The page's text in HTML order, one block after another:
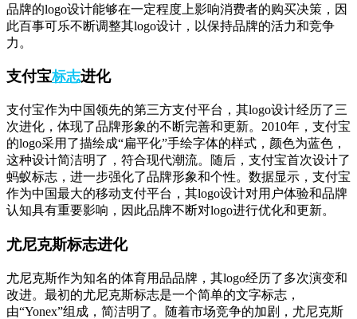
品牌的logo设计能够在一定程度上影响消费者的购买决策，因
此百事可乐不断调整其logo设计，以保持品牌的活力和竞争
力。
支付宝标志进化
支付宝作为中国领先的第三方支付平台，其logo设计经历了三
次进化，体现了品牌形象的不断完善和更新。2010年，支付宝
的logo采用了描绘成“扁平化”手绘字体的样式，颜色为蓝色，
这种设计简洁明了，符合现代潮流。随后，支付宝首次设计了
蚂蚁标志，进一步强化了品牌形象和个性。数据显示，支付宝
作为中国最大的移动支付平台，其logo设计对用户体验和品牌
认知具有重要影响，因此品牌不断对logo进行优化和更新。
尤尼克斯标志进化
尤尼克斯作为知名的体育用品品牌，其logo经历了多次演变和
改进。最初的尤尼克斯标志是一个简单的文字标志，
由“Yonex”组成，简洁明了。随着市场竞争的加剧，尤尼克斯